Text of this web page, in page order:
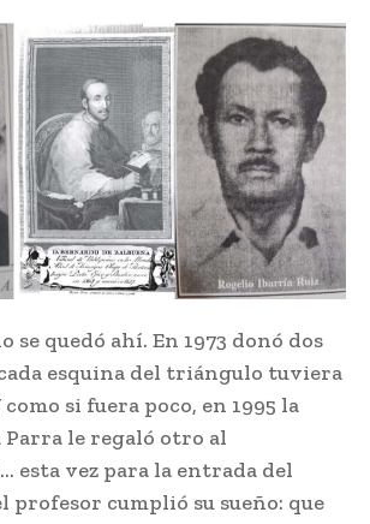
se quedó ahí. En 1973 donó dos
esquina del triángulo tuviera
si fuera poco, en 1995 la
le regaló otro al
esta vez para la entrada del
profesor cumplió su sueño: que